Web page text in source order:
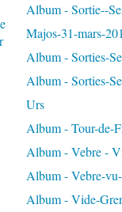
Album - Sortie--
Majos-31-mars-
Album - Sorties-
Album - Sorties-
Urs
Album - Tour-de-
Album - Vebre -
Album - Vebre-
Album - Vide-